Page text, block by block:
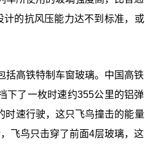
的抗风压能力达不到标准，或
括高铁特制车窗玻璃。中国高铁
下了一枚时速约355公里的铝弹
时速行驶，这只飞鸟撞击的能量
飞鸟只击穿了前面4层玻璃，这